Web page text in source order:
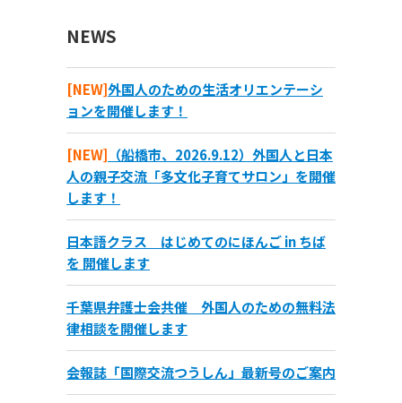
NEWS
[NEW]外国人のための生活オリエンテーシ
ョンを開催します！
[NEW] （船橋市、2026.9.12）外国人と日本
人の親子交流「多文化子育てサロン」を開催
します！
日本語クラス はじめてのにほんご in ちば
を 開催します
千葉県弁護士会共催 外国人のための無料法
律相談を開催します
会報誌「国際交流つうしん」最新号のご案内